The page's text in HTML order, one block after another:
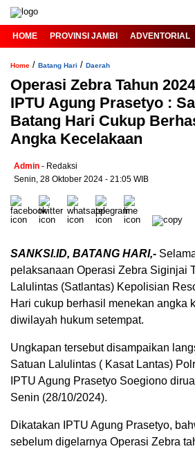
HOME PROVINSI JAMBI ADVENTORIAL
Home / Batang Hari / Daerah
Operasi Zebra Tahun
IPTU Agung Prasetyo :
Batang Hari Cukup
Angka Kecelakaan
Admin - Redaksi
Senin, 28 Oktober 2024 - 21:05 WIB
SANKSI.ID, BATANG HARI,-
pelaksanaan Operasi Zebra Siginjai
Lalulintas (Satlantas) Kepolisian
Hari cukup berhasil menekan angka
diwilayah hukum setempat.
Ungkapan tersebut disampaikan
Satuan Lalulintas ( Kasat Lantas)
IPTU Agung Prasetyo Soegiono
Senin (28/10/2024).
Dikatakan IPTU Agung Prasetyo,
sebelum digelarnya Operasi Zebra